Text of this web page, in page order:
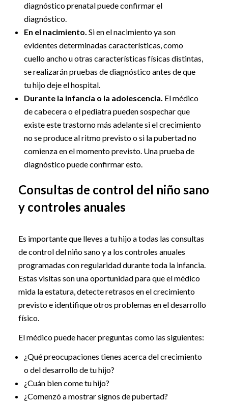
diagnóstico prenatal puede confirmar el
diagnóstico.
En el nacimiento. Si en el nacimiento ya son
evidentes determinadas características, como
cuello ancho u otras características físicas distintas,
se realizarán pruebas de diagnóstico antes de que
tu hijo deje el hospital.
Durante la infancia o la adolescencia. El médico
de cabecera o el pediatra pueden sospechar que
existe este trastorno más adelante si el crecimiento
no se produce al ritmo previsto o si la pubertad no
comienza en el momento previsto. Una prueba de
diagnóstico puede confirmar esto.
Consultas de control del niño sano
y controles anuales
Es importante que lleves a tu hijo a todas las consultas
de control del niño sano y a los controles anuales
programadas con regularidad durante toda la infancia.
Estas visitas son una oportunidad para que el médico
mida la estatura, detecte retrasos en el crecimiento
previsto e identifique otros problemas en el desarrollo
físico.
El médico puede hacer preguntas como las siguientes:
¿Qué preocupaciones tienes acerca del crecimiento
o del desarrollo de tu hijo?
¿Cuán bien come tu hijo?
¿Comenzó a mostrar signos de pubertad?